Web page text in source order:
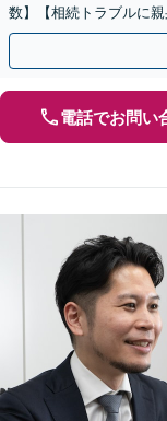
数】【相続トラブルに
／遺言書作成も丁寧に
電話でお問い